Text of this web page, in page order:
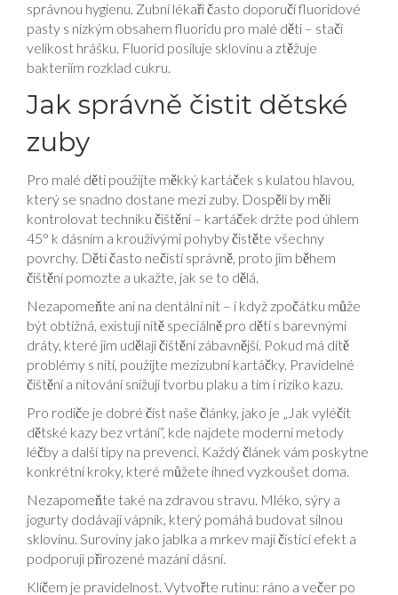
správnou hygienu. Zubní lékaři často doporučí fluoridové
pasty s nízkým obsahem fluoridu pro malé děti – stačí
velikost hrášku. Fluorid posiluje sklovinu a ztěžuje
bakteriím rozklad cukru.
Jak správně čistit dětské
zuby
Pro malé děti použijte měkký kartáček s kulatou hlavou,
který se snadno dostane mezi zuby. Dospělí by měli
kontrolovat techniku čištění – kartáček držte pod úhlem
45° k dásním a krouživými pohyby čistěte všechny
povrchy. Děti často nečistí správně, proto jim během
čištění pomozte a ukažte, jak se to dělá.
Nezapomeňte ani na dentální nit – i když zpočátku může
být obtížná, existují nitě speciálně pro děti s barevnými
dráty, které jim udělají čištění zábavnější. Pokud má dítě
problémy s nití, použijte mezizubní kartáčky. Pravidelné
čištění a nitování snižují tvorbu plaku a tím i riziko kazu.
Pro rodiče je dobré číst naše články, jako je „Jak vyléčit
dětské kazy bez vrtání“, kde najdete moderní metody
léčby a další tipy na prevenci. Každý článek vám poskytne
konkrétní kroky, které můžete ihned vyzkoušet doma.
Nezapomeňte také na zdravou stravu. Mléko, sýry a
jogurty dodávají vápník, který pomáhá budovat silnou
sklovinu. Suroviny jako jablka a mrkev mají čistící efekt a
podporují přirozené mazání dásní.
Klíčem je pravidelnost. Vytvořte rutinu: ráno a večer po